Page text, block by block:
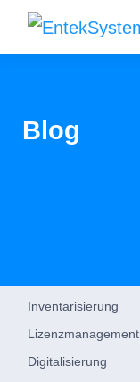
Blog
Inventarisierung
Lizenzmanagement
Digitalisierung